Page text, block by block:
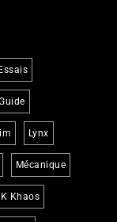
Essais
Lynx
Mécanique
Khaos